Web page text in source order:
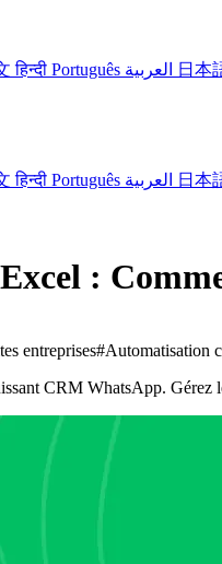
हिन्दी Português 日本
हिन्दी Português 日本
:
entreprises#Automatisation
CRM WhatsApp. Gérez